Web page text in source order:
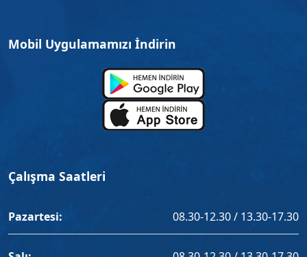
Mobil Uygulamamızı İndirin
Çalışma Saatleri
Pazartesi: 08.30-12.30 / 13.30-17.30